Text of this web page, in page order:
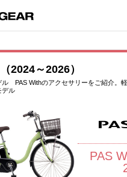
2024～2026）
ル PAS Withのアクセサリーをご紹介。
デル
PAS